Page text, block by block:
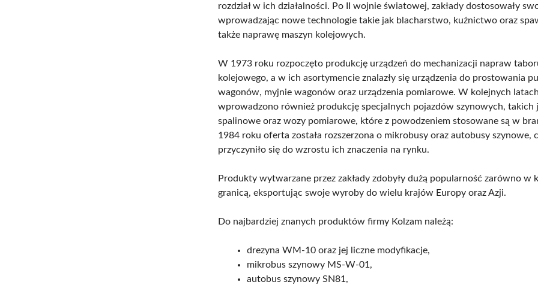
rozdział w ich działalności. Po II wojnie światowej, zakłady dostosowały
wprowadzając nowe technologie takie jak blacharstwo, kuźnictwo oraz
także naprawę maszyn kolejowych.
W 1973 roku rozpoczęto produkcję urządzeń do mechanizacji napraw
kolejowego, a w ich asortymencie znalazły się urządzenia do prostowania
wagonów, myjnie wagonów oraz urządzenia pomiarowe. W kolejnych latach
wprowadzono również produkcję specjalnych pojazdów szynowych, takich
spalinowe oraz wozy pomiarowe, które z powodzeniem stosowane są w
1984 roku oferta została rozszerzona o mikrobusy oraz autobusy szynowe,
przyczyniło się do wzrostu ich znaczenia na rynku.
Produkty wytwarzane przez zakłady zdobyły dużą popularność zarówno w
granicą, eksportując swoje wyroby do wielu krajów Europy oraz Azji.
Do najbardziej znanych produktów firmy Kolzam należą:
drezyna WM-10 oraz jej liczne modyfikacje,
mikrobus szynowy MS-W-01,
autobus szynowy SN81,